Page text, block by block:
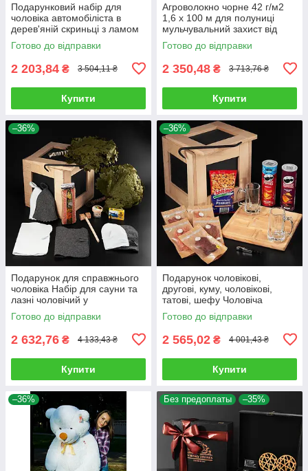
Подарунковий набір для
чоловіка автомобіліста в
дерев'яній скриньці з ламом
Подарунок автолюбству
Готово до відправки
2 203,84 ₴ 3 504,11 ₴
Купити
Агроволокно чорне 42 г/м2
1,6 х 100 м для полуниці
мульчувальний захист від
бур'янів Чехія
Готово до відправки
2 350,48 ₴ 3 713,76 ₴
Купити
–36%
Подарунок для справжнього
чоловіка Набір для сауни та
лазні чоловічий у
дерев'яному ящику з ламом
"Баня"
Готово до відправки
2 632,76 ₴ 4 133,43 ₴
Купити
–36%
Подарунок чоловікові,
другові, куму, чоловікові,
татові, шефу Чоловіча
подарункова коробка
Подарунковий набір у ящику
Готово до відправки
2 565,02 ₴ 4 001,43 ₴
Купити
–36% Без предоплаты –35%